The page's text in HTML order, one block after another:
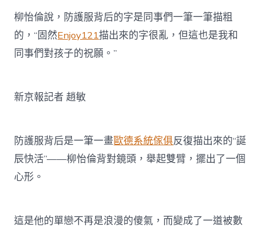
設
計
“誕
辰
柳怡倫說，防護服背后的字是同事們一筆一筆描粗
的，“固然Enjoy121描出來的字很亂，但這也是我和
同事們對孩子的祝願。”
新京報記者 趙敏
防護服背后是一筆一畫歐德系統傢俱反復描出來的“誕
辰快活”——柳怡倫背對鏡頭，舉起雙臂，擺出了一個
心形。
這是他的單戀不再是浪漫的傻氣，而變成了一道被數